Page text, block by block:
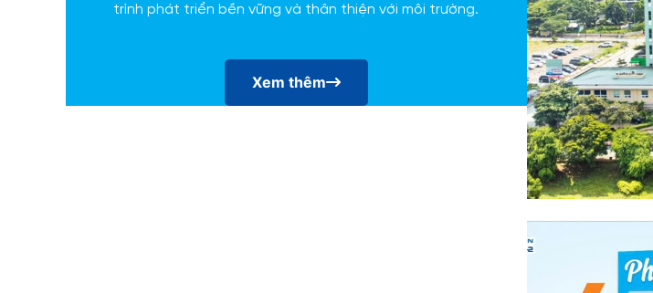
trình phát triển bền vững và thân thiện với môi trường.
Xem thêm